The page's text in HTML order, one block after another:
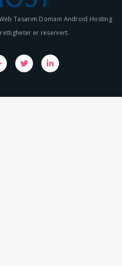
Tasarım Domain Android Hosting
er reservert.